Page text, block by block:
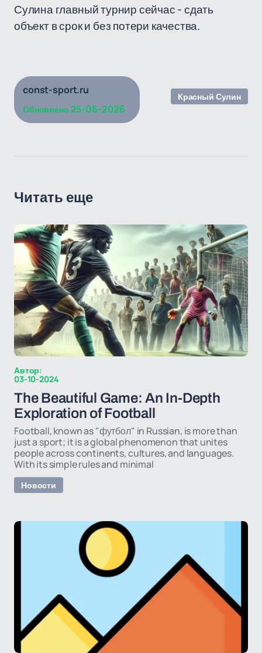
Сулина главный турнир сейчас - сдать
объект в срок и без потери качества.
const-sport.ru
Обновлено 25-06-2026
Красный Сулин
Читать еще
Автор:
03-10-2024
The Beautiful Game: An In-Depth
Exploration of Football
Football, known as "футбол" in Russian, is more than
just a sport; it is a global phenomenon that unites
people across continents, cultures, and languages.
With its simple rules and minimal
Новости